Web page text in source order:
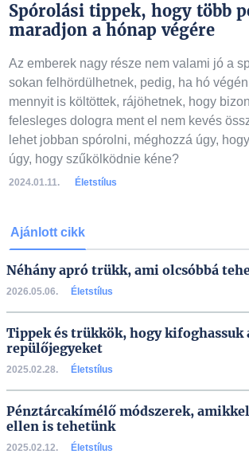
Spórolási tippek, hogy több
maradjon a hónap végére
Az emberek nagy része nem valami jó a
sokan felhördülhetnek, pedig, ha hó
mennyit is költöttek, rájöhetnek, hogy
felesleges dologra ment el nem kevés
lehet jobban spórolni, méghozzá úgy,
úgy, hogy szűkölködnie kéne?
2024.01.11. Életstílus
Ajánlott cikk
Néhány apró trükk, ami olcsóbbá
2026.05.06. Életstílus
Tippek és trükkök, hogy kifoghassuk
repülőjegyeket
2025.02.28. Életstílus
Pénztárcakímélő módszerek,
ellen is tehetünk
2025.02.12. Életstílus